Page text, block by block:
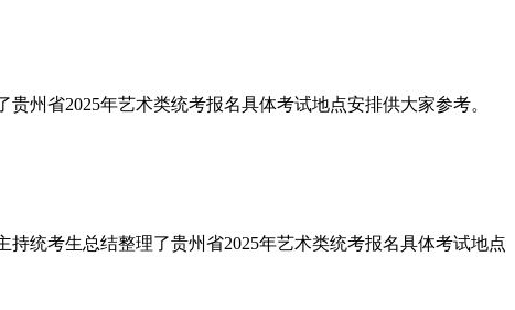
州省2025年艺术类统考报名具体考试地点安排供大家参考。
统考生总结整理了贵州省2025年艺术类统考报名具体考试地点